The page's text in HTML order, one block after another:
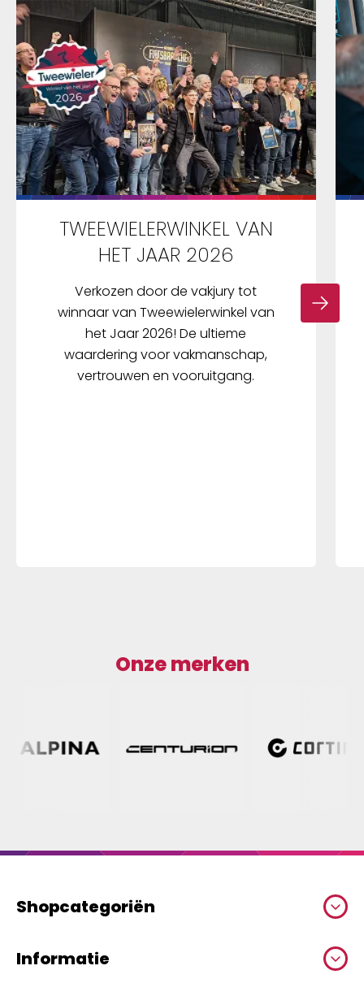
TWEEWIELERWINKEL VAN
HET JAAR 2026
Verkozen door de vakjury tot
winnaar van Tweewielerwinkel van
het Jaar 2026! De ultieme
waardering voor vakmanschap,
vertrouwen en vooruitgang.
Onze merken
Shopcategoriën
Informatie